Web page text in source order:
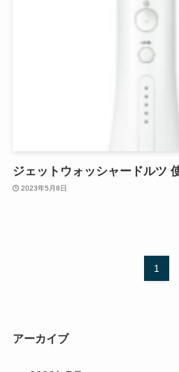
ジェットウォッシャードルツ
2023年5月8日
1
アーカイブ